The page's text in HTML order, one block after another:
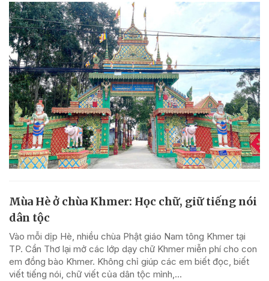
Mùa Hè ở chùa Khmer: Học chữ, giữ tiếng nói
dân tộc
Vào mỗi dịp Hè, nhiều chùa Phật giáo Nam tông Khmer tại
TP. Cần Thơ lại mở các lớp dạy chữ Khmer miễn phí cho con
em đồng bào Khmer. Không chỉ giúp các em biết đọc, biết
viết tiếng nói, chữ viết của dân tộc mình,...